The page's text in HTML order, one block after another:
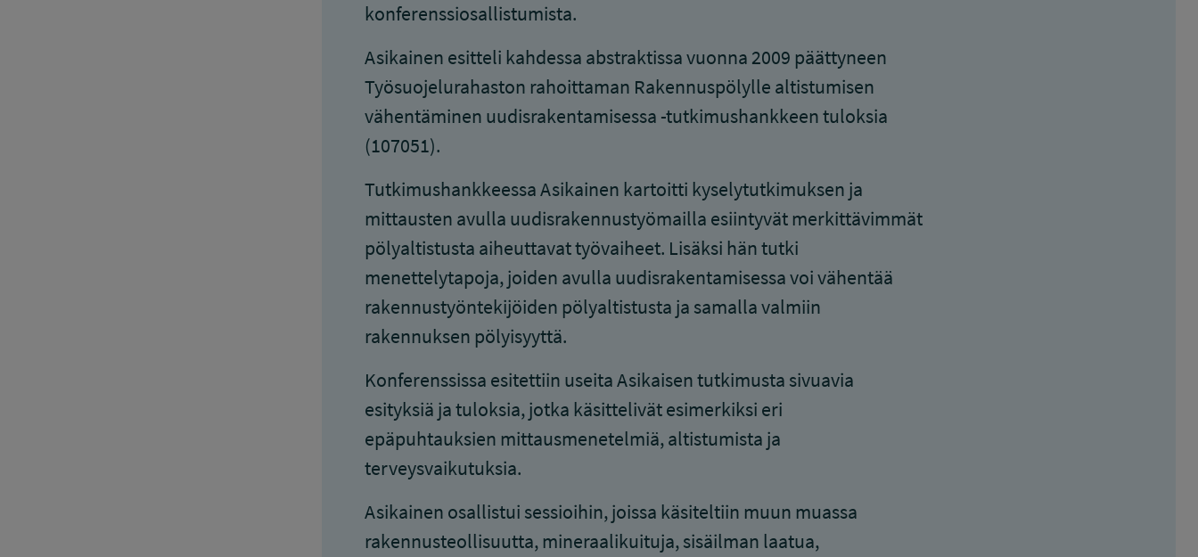
konferenssiosallistumista.
Asikainen esitteli kahdessa abstraktissa vuonna 2009 päättyneen
Työsuojelurahaston rahoittaman Rakennuspölylle altistumisen
vähentäminen uudisrakentamisessa -tutkimushankkeen tuloksia
(107051).
Tutkimushankkeessa Asikainen kartoitti kyselytutkimuksen ja
mittausten avulla uudisrakennustyömailla esiintyvät merkittävimmät
pölyaltistusta aiheuttavat työvaiheet. Lisäksi hän tutki
menettelytapoja, joiden avulla uudisrakentamisessa voi vähentää
rakennustyöntekijöiden pölyaltistusta ja samalla valmiin
rakennuksen pölyisyyttä.
Konferenssissa esitettiin useita Asikaisen tutkimusta sivuavia
esityksiä ja tuloksia, jotka käsittelivät esimerkiksi eri
epäpuhtauksien mittausmenetelmiä, altistumista ja
terveysvaikutuksia.
Asikainen osallistui sessioihin, joissa käsiteltiin muun muassa
rakennusteollisuutta, mineraalikuituja, sisäilman laatua,